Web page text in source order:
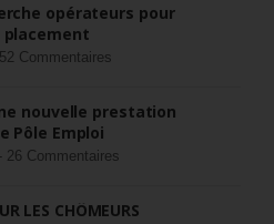
opérateurs pour
52 Commentaires
nouvelle prestation
Pôle Emploi
26 Commentaires
LES CHÔMEURS